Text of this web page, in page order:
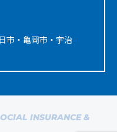
市・亀岡市・宇治
INSURANCE &